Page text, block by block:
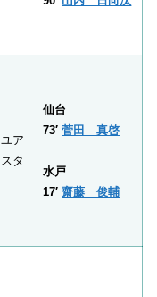
ユア
スタ
仙台
73′菅田 真啓
水戸
17′齋藤 俊輔